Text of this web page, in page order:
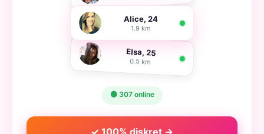
Alice, 24
1.9 km
Elsa, 25
0.5 km
🟢 307 online
✓ 100% diskret →